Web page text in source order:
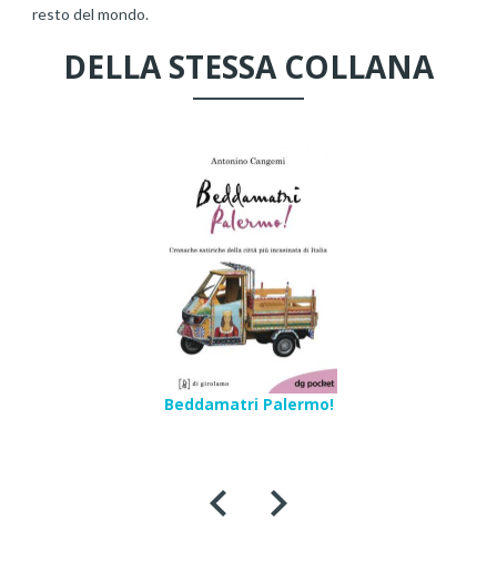
resto del mondo.
DELLA STESSA COLLANA
Beddamatri Palermo!